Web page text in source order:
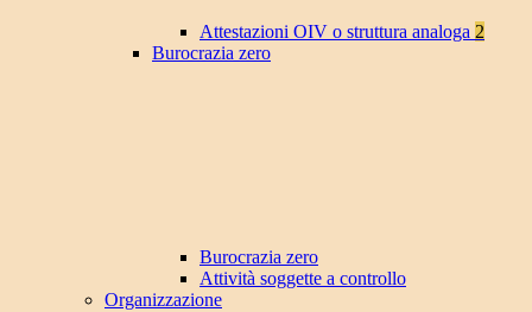
Attestazioni OIV o struttura analoga 2
Burocrazia zero
Burocrazia zero
Attività soggette a controllo
Organizzazione